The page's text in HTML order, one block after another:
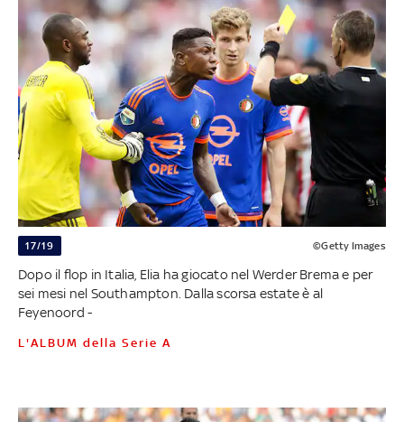
17/19 ©Getty Images
Dopo il flop in Italia, Elia ha giocato nel Werder Brema e per
sei mesi nel Southampton. Dalla scorsa estate è al
Feyenoord -
L'ALBUM della Serie A